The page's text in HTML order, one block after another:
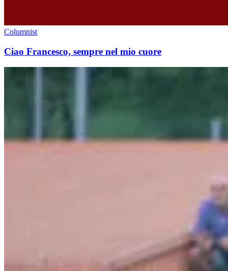
Columnist
Ciao Francesco, sempre nel mio cuore